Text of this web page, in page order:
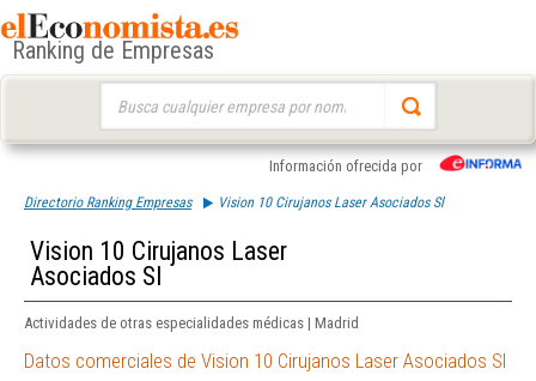
Ranking de Empresas
Información ofrecida por
Directorio Ranking Empresas Vision 10 Cirujanos Laser Asociados Sl
Vision 10 Cirujanos Laser
Asociados Sl
Actividades de otras especialidades médicas | Madrid
Datos comerciales de Vision 10 Cirujanos Laser Asociados Sl